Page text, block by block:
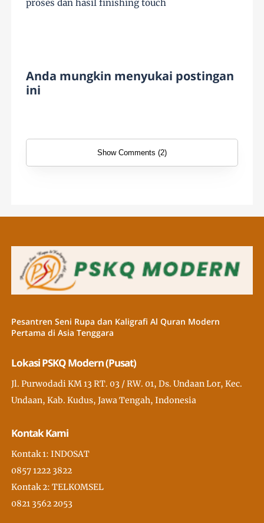
proses dan hasil finishing touch
Anda mungkin menyukai postingan
ini
Show Comments (2)
Pesantren Seni Rupa dan Kaligrafi Al Quran Modern
Pertama di Asia Tenggara
Lokasi PSKQ Modern (Pusat)
Jl. Purwodadi KM 13 RT. 03 / RW. 01, Ds. Undaan Lor, Kec.
Undaan, Kab. Kudus, Jawa Tengah, Indonesia
Kontak Kami
Kontak 1: INDOSAT
0857 1222 3822
Kontak 2: TELKOMSEL
0821 3562 2053